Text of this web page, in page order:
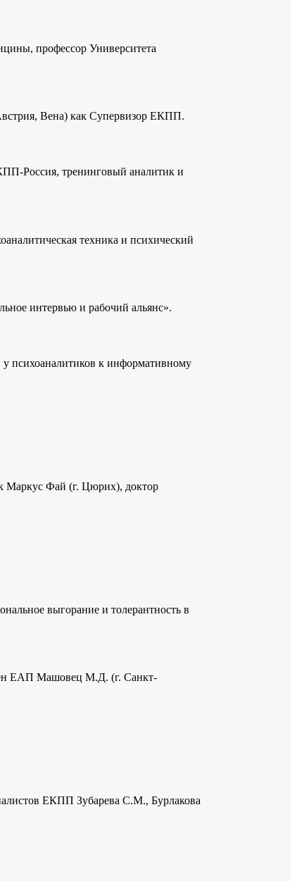
профессор Университета
Вена) как Супервизор ЕКПП.
Россия, тренинговый аналитик и
техника и психический
интервью и рабочий альянс».
у психоаналитиков к информативному
Маркус Фай (г. Цюрих), доктор
выгорание и толерантность в
ЕАП Машовец М.Д. (г. Санкт-
ЕКПП Зубарева С.М., Бурлакова